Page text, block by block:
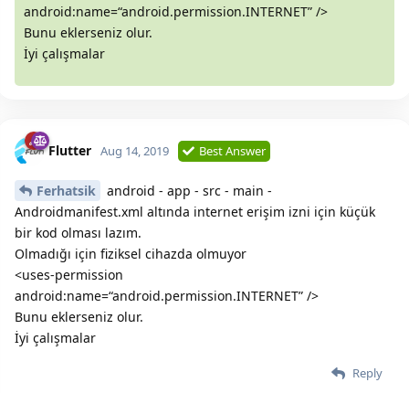
android:name=“android.permission.INTERNET” />
Bunu eklerseniz olur.
İyi çalışmalar
Flutter Aug 14, 2019 Best Answer
Ferhatsik
android - app - src - main -
Androidmanifest.xml altında internet erişim izni için küçük
bir kod olması lazım.
Olmadığı için fiziksel cihazda olmuyor
<uses-permission
android:name=“android.permission.INTERNET” />
Bunu eklerseniz olur.
İyi çalışmalar
Reply